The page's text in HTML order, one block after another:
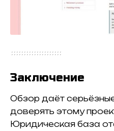
Заключение
Обзор даёт
доверять этому
Юридическая база